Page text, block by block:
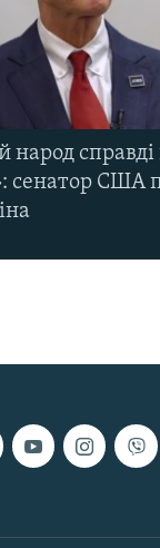
народ
сенатор США